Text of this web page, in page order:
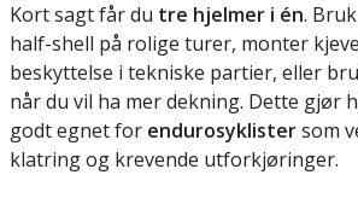
Kort sagt får du tre hjelmer i én.
half-shell på rolige turer, monter
beskyttelse i tekniske partier, eller
når du vil ha mer dekning. Dette gjør
godt egnet for endurosyklistersom
klatring og krevende utforkjøringer.